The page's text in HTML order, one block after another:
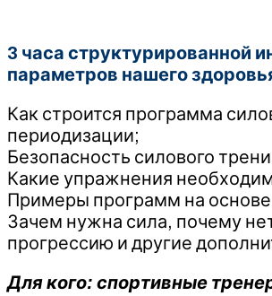
3 часа структурированной
параметров нашего
Как строится программа
периодизации;
Безопасность силового
Какие упражнения
Примеры программ на
Зачем нужна сила, почему
прогрессию и другие
Для кого: спортивные